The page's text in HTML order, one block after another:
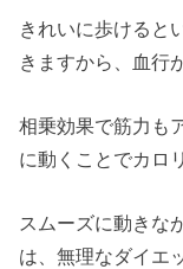
きれいに歩けると
きますから、血行
相乗効果で筋力も
に動くことでカロ
スムーズに動きな
は、無理なダイエ